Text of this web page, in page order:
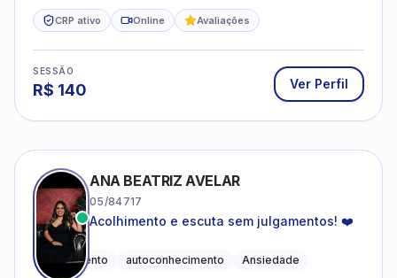
CRP ativo Online Avaliações
SESSÃO
R$ 140 Ver Perfil
ANA BEATRIZ AVELAR
05/84717
Acolhimento e escuta sem julgamentos! ❤️
Acolhimento autoconhecimento Ansiedade